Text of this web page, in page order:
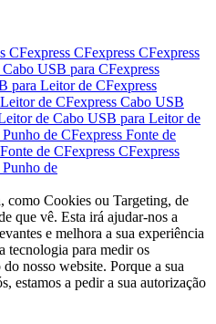
CFexpress CFexpress CFexpress
Cabo USB para CFexpress
para Leitor de CFexpress
Leitor de CFexpress Cabo USB
de Cabo USB para Leitor de
Punho de CFexpress Fonte de
Fonte de CFexpress CFexpress
Punho de
como Cookies ou Targeting, de
que vê. Esta irá ajudar-nos a
e melhora a sua experiência
tecnologia para medir os
nosso website. Porque a sua
estamos a pedir a sua autorização